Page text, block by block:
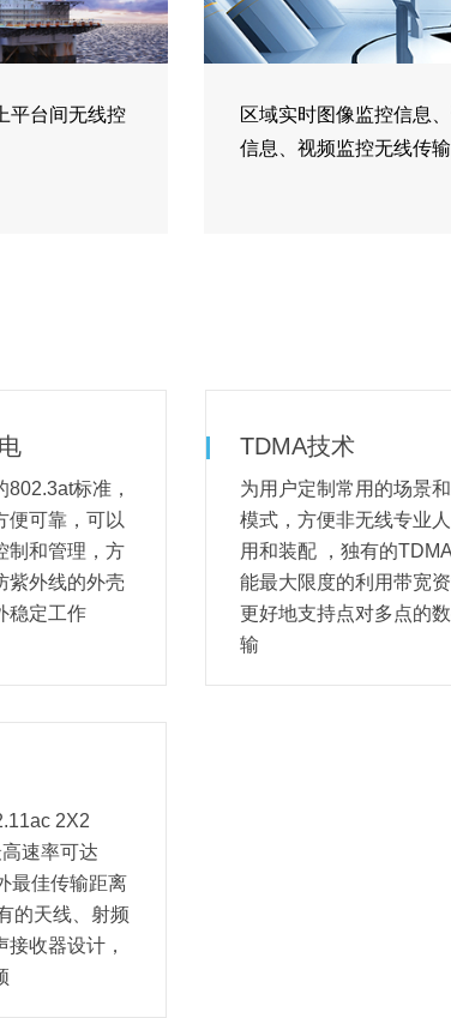
平台间无线控
区域实时图像监控信息
信息、视频监控无线传输
标准，
便可靠，可以
制和管理，方
紫外线的外壳
稳定工作
TDMA技术
为用户定制常用的场景
模式，方便非无线专业
用和装配 ，独有的
能最大限度的利用带宽资
更好地支持点对多点的
输
2X2
速率可达
最佳传输距离
的天线、射频
收器设计，